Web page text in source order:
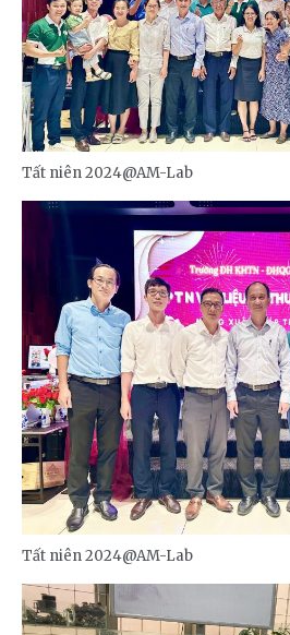
Tất niên 2024@AM-Lab
Tất niên 2024@AM-Lab